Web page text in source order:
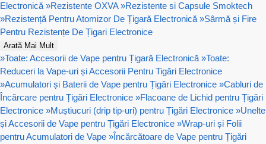
Electronică »Rezistente OXVA »Rezistente si Capsule Smoktech
»Rezistență Pentru Atomizor De Țigară Electronică »Sârmă și Fire
Pentru Rezistențe De Țigari Electronice
Arată Mai Mult
»Toate: Accesorii de Vape pentru Țigară Electronică »Toate:
Reduceri la Vape-uri și Accesorii Pentru Tigări Electronice
»Acumulatori și Baterii de Vape pentru Țigări Electronice »Cabluri de
Încărcare pentru Țigări Electronice »Flacoane de Lichid pentru Țigări
Electronice »Muștiucuri (drip tip-uri) pentru Țigări Electronice »Unelte
și Accesorii de Vape pentru Țigări Electronice »Wrap-uri și Folii
pentru Acumulatori de Vape »Încărcătoare de Vape pentru Țigări